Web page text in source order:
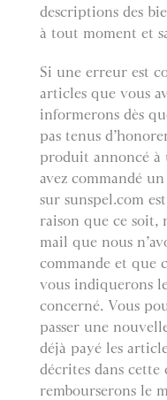
descriptions des
à tout moment et
Si une erreur est
articles que vous
informerons dès
pas tenus
produit annoncé
avez commandé
sur sunspel.com
raison que ce soit,
mail que nous
commande et que
vous indiquerons
concerné. Vous
passer une
déjà payé les
décrites dans cette
rembourserons le